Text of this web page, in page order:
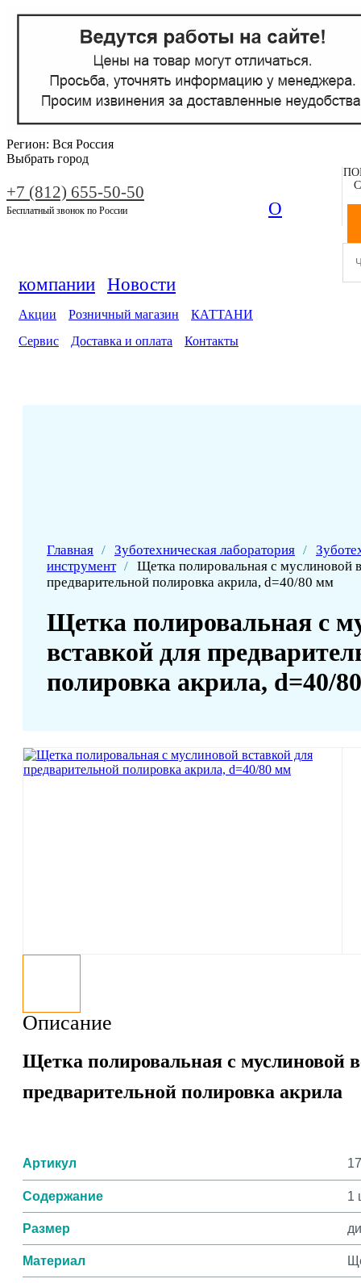
Регион: Вся Россия
Выбрать город
+7 (812) 655-50-50
Бесплатный звонок по России О
компании Новости
Акции Розничный магазин
КАТТАНИ
Сервис
Доставка и оплата Контакты
Главная / Зуботехническая лаборатория /
инструмент / Щетка полировальная с муслиновой
предварительной полировка акрила, d=40/80 мм
Щетка полировальная с
вставкой для
полировка акрила, d=40/
Описание
Щетка полировальная с муслиновой
предварительной полировка акрила
Артикул
Содержание 1
Размер
Материал